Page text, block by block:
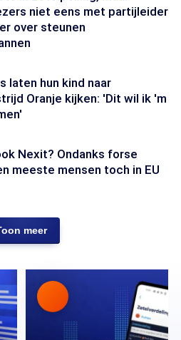
niet eens met partijleider
over steunen
laten hun kind naar
Oranje kijken: 'Dit wil ik 'm
Nexit? Ondanks forse
meeste mensen toch in EU
meer